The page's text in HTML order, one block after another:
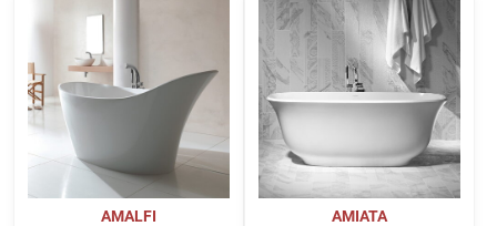
AMALFI AMIATA